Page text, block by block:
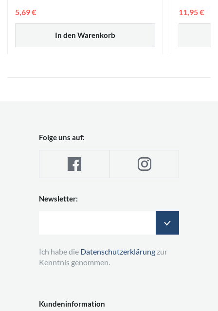
In den Warenkorb
5,69 € 11,95 €
Kundeninformation
Folge uns auf:
Newsletter:
Ich habe die Datenschutzerklärung zur
Kenntnis genommen.